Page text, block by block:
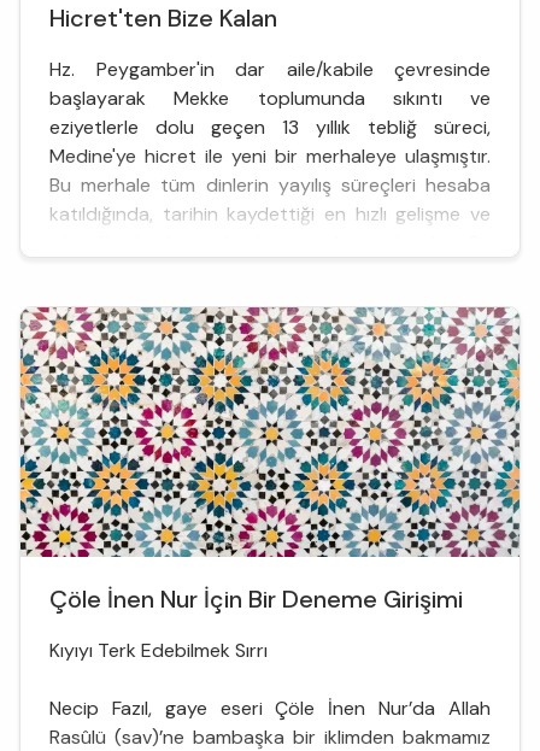
Hicret'ten Bize Kalan
Hz. Peygamber'in dar aile/kabile çevresinde
başlayarak Mekke toplumunda sıkıntı ve
eziyetlerle dolu geçen 13 yıllık tebliğ süreci,
Medine'ye hicret ile yeni bir merhaleye ulaşmıştır.
Bu merhale tüm dinlerin yayılış süreçleri hesaba
katıldığında, tarihin kaydettiği en hızlı gelişme ve
Çöle İnen Nur İçin Bir Deneme Girişimi
Kıyıyı Terk Edebilmek Sırrı
Necip Fazıl, gaye eseri Çöle İnen Nur’da Allah
Rasûlü (sav)’ne bambaşka bir iklimden bakmamız